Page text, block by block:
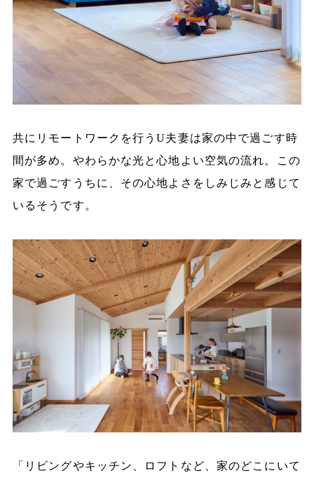
共にリモートワークを行うU夫妻は家の中で過ごす時
間が多め。やわらかな光と心地よい空気の流れ。この
家で過ごすうちに、その心地よさをしみじみと感じて
いるそうです。
「リビングやキッチン、ロフトなど、家のどこにいて